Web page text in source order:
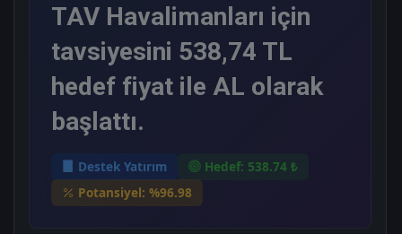
TAV Havalimanları için
tavsiyesini 538,74 TL
hedef fiyat ile AL olarak
başlattı.
Destek Yatırım
Hedef: 538.74 ₺
Potansiyel: %96.98